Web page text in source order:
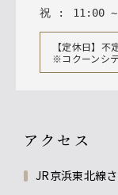
祝 : 11 : 00 ~
【定休日】不
※コクーンシ
アクセス
JR京浜東北線